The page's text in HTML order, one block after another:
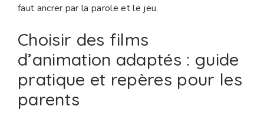
faut ancrer par la parole et le jeu.
Choisir des films
d’animation adaptés : guide
pratique et repères pour les
parents